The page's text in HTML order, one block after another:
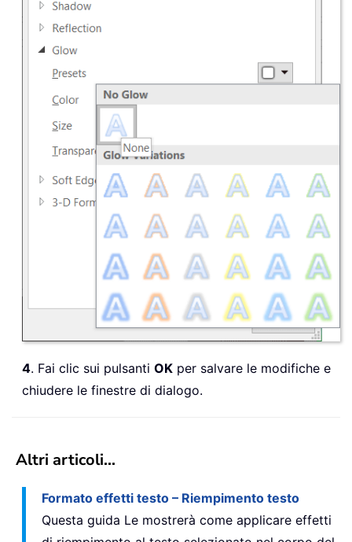
4. Fai clic sui pulsanti OK per salvare le modifiche e
chiudere le finestre di dialogo.
Altri articoli...
Formato effetti testo – Riempimento testo
Questa guida Le mostrerà come applicare effetti